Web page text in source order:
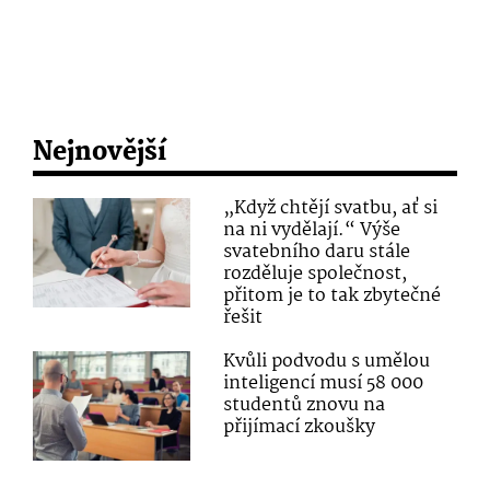
Nejnovější
„Když chtějí svatbu, ať si
na ni vydělají.“ Výše
svatebního daru stále
rozděluje společnost,
přitom je to tak zbytečné
řešit
Kvůli podvodu s umělou
inteligencí musí 58 000
studentů znovu na
přijímací zkoušky